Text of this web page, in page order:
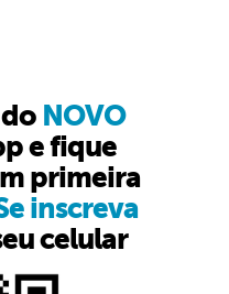
NOVO
e fique
primeira
inscreva
celular